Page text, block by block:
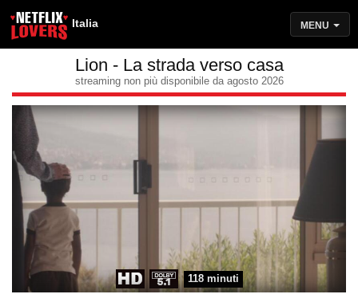
Italia MENU
Lion - La strada verso casa
streaming non più disponibile da agosto 2026
118 minuti